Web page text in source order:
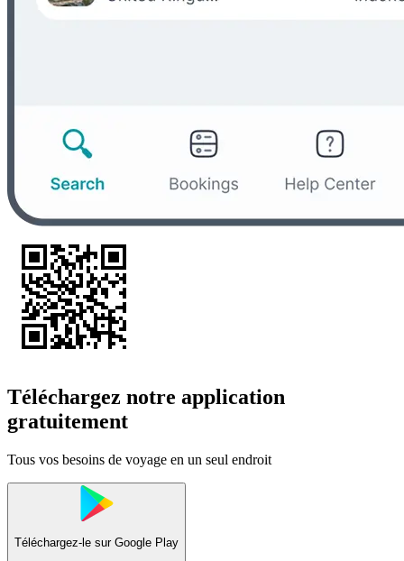
Téléchargez notre application
gratuitement
Tous vos besoins de voyage en un seul endroit
Téléchargez-le sur Google Play